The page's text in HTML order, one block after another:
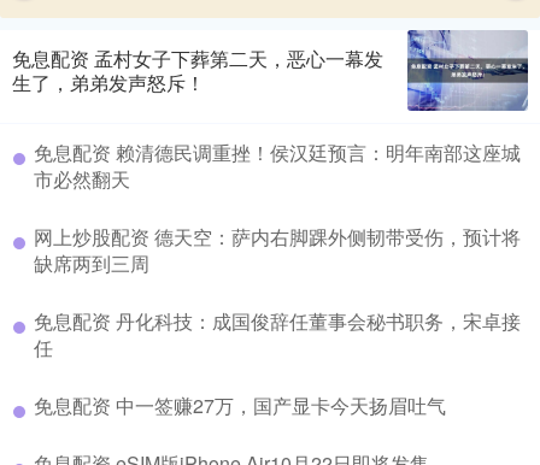
免息配资 孟村女子下葬第二天，恶心一幕发
生了，弟弟发声怒斥！
免息配资 赖清德民调重挫！侯汉廷预言：明年南部这座城
市必然翻天
网上炒股配资 德天空：萨内右脚踝外侧韧带受伤，预计将
缺席两到三周
免息配资 丹化科技：成国俊辞任董事会秘书职务，宋卓接
任
免息配资 中一签赚27万，国产显卡今天扬眉吐气